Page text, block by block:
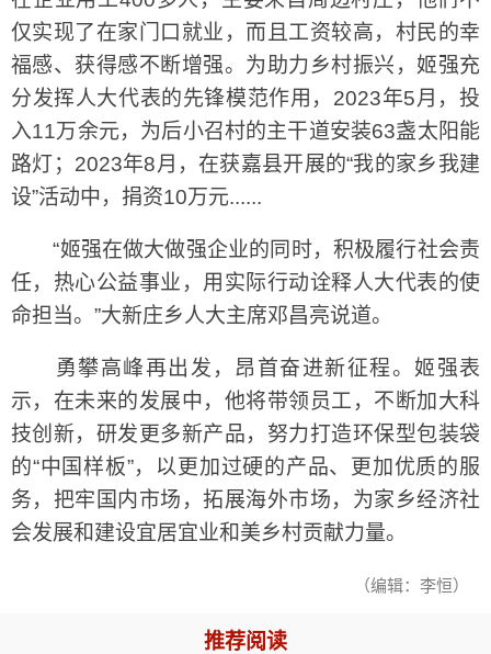
仅实现了在家门口就业，而且工资较高，村民的幸
福感、获得感不断增强。为助力乡村振兴，姬强充
分发挥人大代表的先锋模范作用，2023年5月，投
入11万余元，为后小召村的主干道安装63盏太阳能
路灯；2023年8月，在获嘉县开展的“我的家乡我建
设”活动中，捐资10万元......
“姬强在做大做强企业的同时，积极履行社会责
任，热心公益事业，用实际行动诠释人大代表的使
命担当。”大新庄乡人大主席邓昌亮说道。
勇攀高峰再出发，昂首奋进新征程。姬强表
示，在未来的发展中，他将带领员工，不断加大科
技创新，研发更多新产品，努力打造环保型包装袋
的“中国样板”，以更加过硬的产品、更加优质的服
务，把牢国内市场，拓展海外市场，为家乡经济社
会发展和建设宜居宜业和美乡村贡献力量。
（编辑：李恒）
推荐阅读